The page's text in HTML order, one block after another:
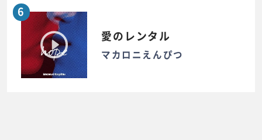
6
愛のレンタル
マカロニえんぴつ